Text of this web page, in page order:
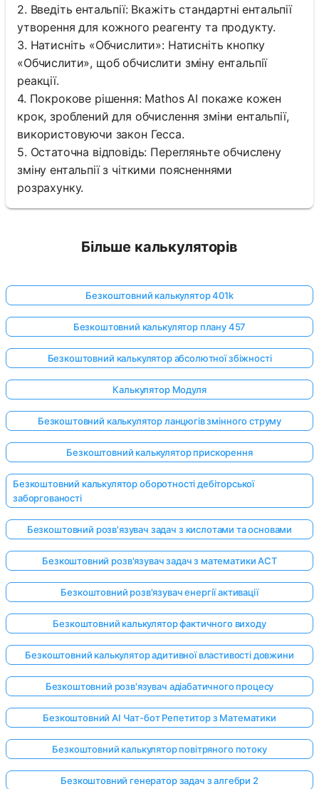
2. Введіть ентальпії: Вкажіть стандартні ентальпії
утворення для кожного реагенту та продукту.
3. Натисніть «Обчислити»: Натисніть кнопку
«Обчислити», щоб обчислити зміну ентальпії
реакції.
4. Покрокове рішення: Mathos AI покаже кожен
крок, зроблений для обчислення зміни ентальпії,
використовуючи закон Гесса.
5. Остаточна відповідь: Перегляньте обчислену
зміну ентальпії з чіткими поясненнями
розрахунку.
Більше калькуляторів
Безкоштовний калькулятор 401k
Безкоштовний калькулятор плану 457
Безкоштовний калькулятор абсолютної збіжності
Калькулятор Модуля
Безкоштовний калькулятор ланцюгів змінного струму
Безкоштовний калькулятор прискорення
Безкоштовний калькулятор оборотності дебіторської
заборгованості
Безкоштовний розв'язувач задач з кислотами та основами
Безкоштовний розв'язувач задач з математики ACT
Безкоштовний розв'язувач енергії активації
Безкоштовний калькулятор фактичного виходу
Безкоштовний калькулятор адитивної властивості довжини
Безкоштовний розв'язувач адіабатичного процесу
Безкоштовний AI Чат-бот Репетитор з Математики
Безкоштовний калькулятор повітряного потоку
Безкоштовний генератор задач з алгебри 2